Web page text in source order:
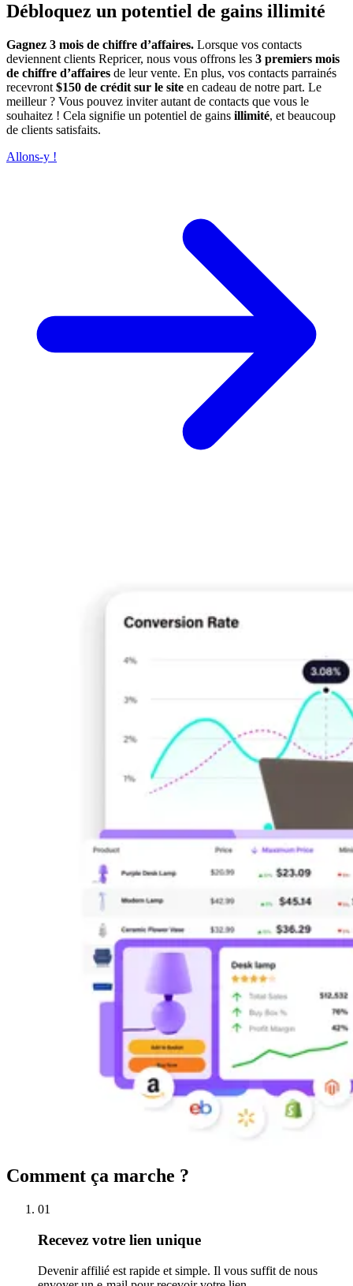
Débloquez un potentiel de gains illimité
Gagnez 3 mois de chiffre d’affaires. Lorsque vos contacts
deviennent clients Repricer, nous vous offrons les 3 premiers mois
de chiffre d’affaires de leur vente. En plus, vos contacts parrainés
recevront $150 de crédit sur le site en cadeau de notre part. Le
meilleur ? Vous pouvez inviter autant de contacts que vous le
souhaitez ! Cela signifie un potentiel de gains illimité, et beaucoup
de clients satisfaits.
Allons-y !
Comment ça marche ?
01
Recevez votre lien unique
Devenir affilié est rapide et simple. Il vous suffit de nous